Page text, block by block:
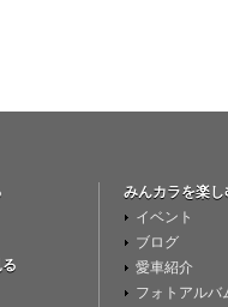
みんカラを楽し
イベント
ブログ
愛車紹介
フォトアルバ